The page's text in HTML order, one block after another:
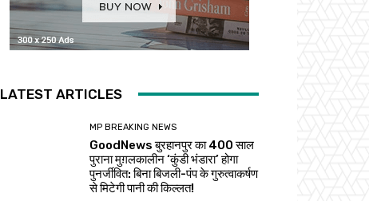
LATEST ARTICLES
MP BREAKING NEWS
GoodNews बुरहानपुर का 400 साल
पुराना मुग़लकालीन ‘कुंडी भंडारा’ होगा
पुनर्जीवित: बिना बिजली-पंप के गुरुत्वाकर्षण
से मिटेगी पानी की किल्लत!